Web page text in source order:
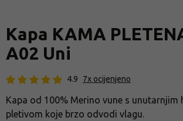
Kapa KAMA
A02 Uni
4.9 7x ocijenjeno
Kapa od 100% Merino vune s
pletivom koje brzo odvodi vlagu.